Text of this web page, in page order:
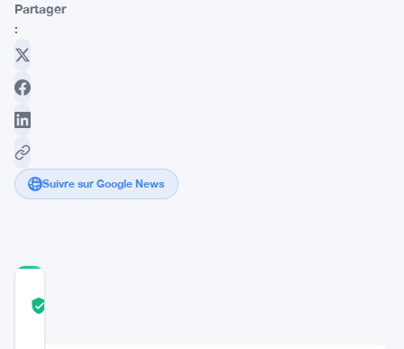
Partager
:
Suivre sur Google News